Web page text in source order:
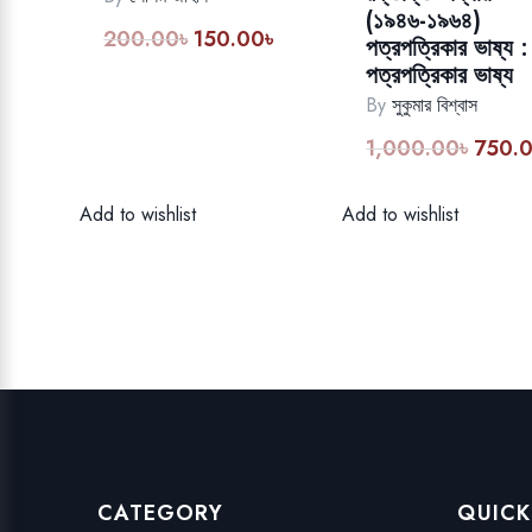
200.00৳ Original
150.00৳Current
Add to wishlist
(১৯৪৬-১৯৬৪)
পত্রপত্রিকার ভাষ্য :
পত্রপত্রিকার ভাষ্য
Byসুকুমার বিশ্বাস
1,000.00৳
Add to wishlist
CATEGORY